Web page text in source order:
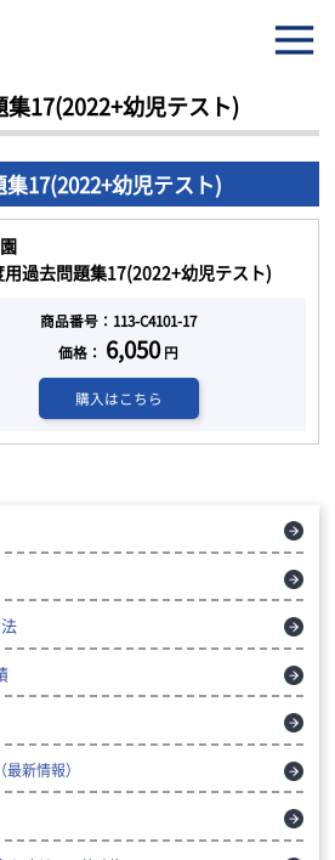
問題集17(2022+幼児テスト)
17(2022+幼児テスト)
17(2022+幼児テスト)
過去問題集17(2022+幼児テスト)
商品番号：113-C4101-17
価格： 6,050円
購入はこちら
（最新情報）